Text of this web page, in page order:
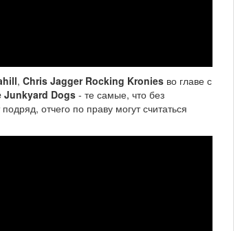
, Chris Jagger Rocking Kronies во главе с
Junkyard Dogs- те самые, что без
отчего по праву могут считаться